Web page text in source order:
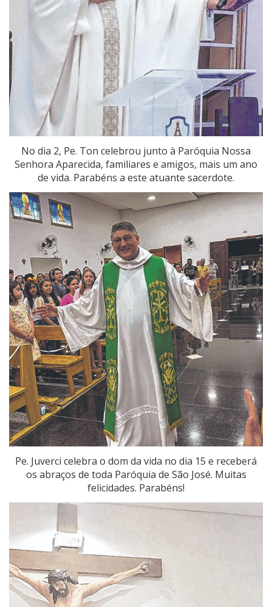
No dia 2, Pe. Ton celebrou junto à Paróquia Nossa
Senhora Aparecida, familiares e amigos, mais um ano
de vida. Parabéns a este atuante sacerdote.
Pe. Juverci celebra o dom da vida no dia 15 e receberá
os abraços de toda Paróquia de São José. Muitas
felicidades. Parabéns!